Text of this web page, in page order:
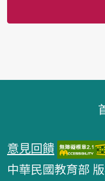
意見回饋
中華民國教育部